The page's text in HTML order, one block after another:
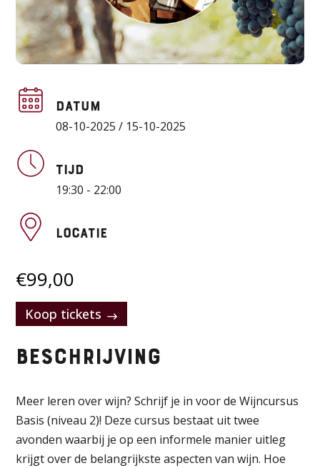
Datum
08-10-2025 / 15-10-2025
Tijd
19:30 - 22:00
Locatie
€99,00
Koop tickets
Beschrijving
Meer leren over wijn? Schrijf je in voor de Wijncursus
Basis (niveau 2)! Deze cursus bestaat uit twee
avonden waarbij je op een informele manier uitleg
krijgt over de belangrijkste aspecten van wijn. Hoe